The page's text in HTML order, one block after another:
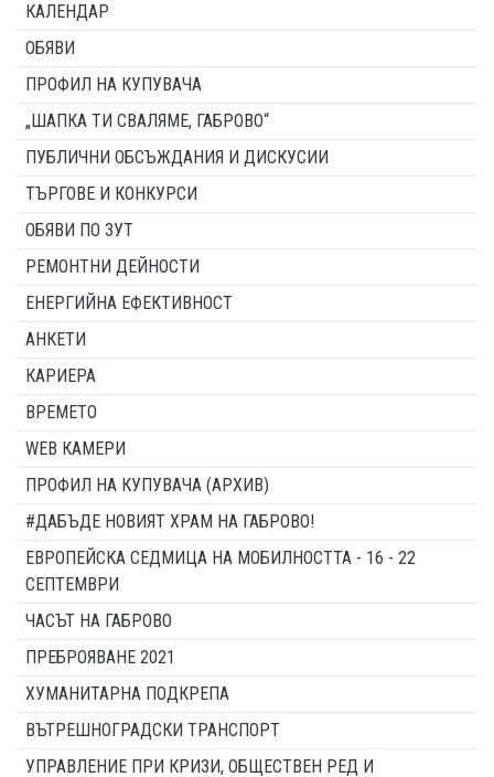
КАЛЕНДАР
ОБЯВИ
ПРОФИЛ НА КУПУВАЧА
„ШАПКА ТИ СВАЛЯМЕ, ГАБРОВО“
ПУБЛИЧНИ ОБСЪЖДАНИЯ И ДИСКУСИИ
ТЪРГОВЕ И КОНКУРСИ
ОБЯВИ ПО ЗУТ
РЕМОНТНИ ДЕЙНОСТИ
ЕНЕРГИЙНА ЕФЕКТИВНОСТ
АНКЕТИ
КАРИЕРА
ВРЕМЕТО
WEB КАМЕРИ
ПРОФИЛ НА КУПУВАЧА (АРХИВ)
#ДАБЪДЕ НОВИЯТ ХРАМ НА ГАБРОВО!
ЕВРОПЕЙСКА СЕДМИЦА НА МОБИЛНОСТТА - 16 - 22
СЕПТЕМВРИ
ЧАСЪТ НА ГАБРОВО
ПРЕБРОЯВАНЕ 2021
ХУМАНИТАРНА ПОДКРЕПА
ВЪТРЕШНОГРАДСКИ ТРАНСПОРТ
УПРАВЛЕНИЕ ПРИ КРИЗИ, ОБЩЕСТВЕН РЕД И